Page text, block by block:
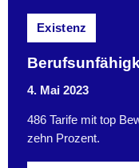
Existenz
4. Mai 2023
486 Tarife mit top
zehn Prozent.